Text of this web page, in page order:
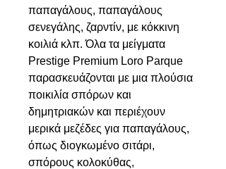
παπαγάλους, παπαγάλους
σενεγάλης, ζαρντίν, με κόκκινη
κοιλιά κλπ. Όλα τα μείγματα
Prestige Premium Loro Parque
παρασκευάζονται με μια πλούσια
ποικιλία σπόρων και
δημητριακών και περιέχουν
μερικά μεζέδες για παπαγάλους,
όπως διογκωμένο σιτάρι,
σπόρους κολοκύθας,